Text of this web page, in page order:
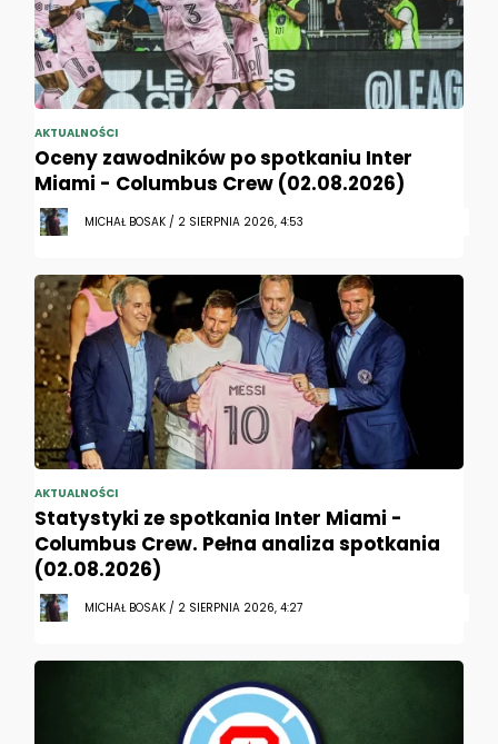
AKTUALNOŚCI
Oceny zawodników po spotkaniu Inter
Miami - Columbus Crew (02.08.2026)
MICHAŁ BOSAK / 2 SIERPNIA 2026, 4:53
AKTUALNOŚCI
Statystyki ze spotkania Inter Miami -
Columbus Crew. Pełna analiza spotkania
(02.08.2026)
MICHAŁ BOSAK / 2 SIERPNIA 2026, 4:27